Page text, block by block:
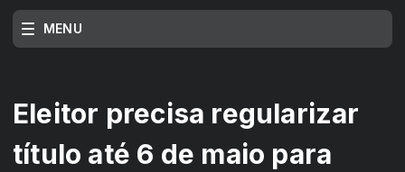
MENU
Eleitor precisa regularizar
título até 6 de maio para